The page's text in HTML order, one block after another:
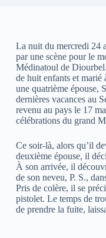
La nuit du mercredi 24
par une scène pour le
Médinatoul de
de huit enfants et marié
une quatrième épouse,
dernières vacances au
revenu au pays le 17
célébrations du grand
Ce soir-là, alors qu’il
deuxième épouse, il
À son arrivée, il
de son neveu, P. S.,
Pris de colère, il se
pistolet. Le temps de
de prendre la fuite,